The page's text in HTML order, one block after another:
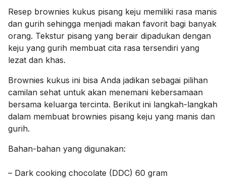
Resep brownies kukus pisang keju memiliki rasa manis
dan gurih sehingga menjadi makan favorit bagi banyak
orang. Tekstur pisang yang berair dipadukan dengan
keju yang gurih membuat cita rasa tersendiri yang
lezat dan khas.
Brownies kukus ini bisa Anda jadikan sebagai pilihan
camilan sehat untuk akan menemani kebersamaan
bersama keluarga tercinta. Berikut ini langkah-langkah
dalam membuat brownies pisang keju yang manis dan
gurih.
Bahan-bahan yang digunakan:
– Dark cooking chocolate (DDC) 60 gram